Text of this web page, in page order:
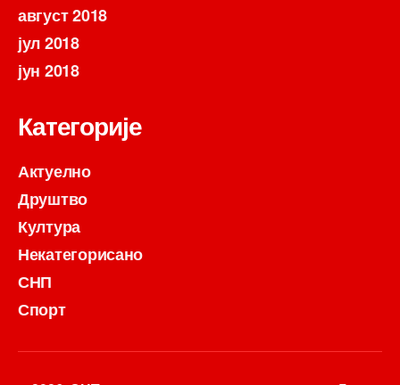
август 2018
јул 2018
јун 2018
Категорије
Актуелно
Друштво
Култура
Некатегорисано
СНП
Спорт